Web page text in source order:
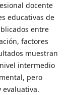
docente
educativas de
entre
factores
muestran
intermedio
pero